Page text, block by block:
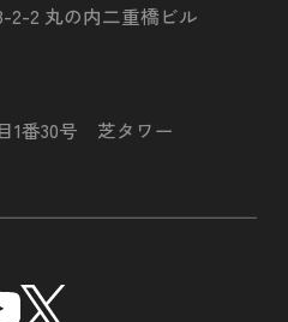
2-2 丸の内二重橋ビル
1番30号 芝タワー